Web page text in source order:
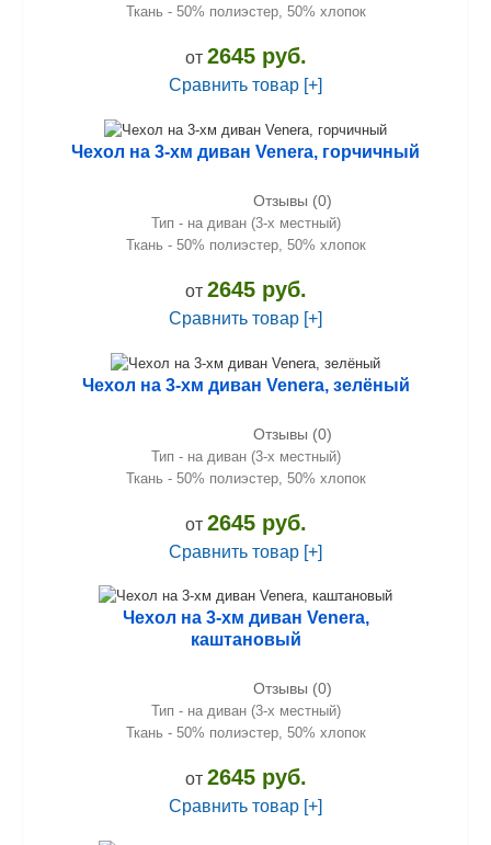
Ткань - 50% полиэстер, 50% хлопок
от 2645 руб.
Сравнить товар [+]
Чехол на 3-хм диван Venera, горчичный
Отзывы (0)
Тип - на диван (3-х местный)
Ткань - 50% полиэстер, 50% хлопок
от 2645 руб.
Сравнить товар [+]
Чехол на 3-хм диван Venera, зелёный
Отзывы (0)
Тип - на диван (3-х местный)
Ткань - 50% полиэстер, 50% хлопок
от 2645 руб.
Сравнить товар [+]
Чехол на 3-хм диван Venera,
каштановый
Отзывы (0)
Тип - на диван (3-х местный)
Ткань - 50% полиэстер, 50% хлопок
от 2645 руб.
Сравнить товар [+]